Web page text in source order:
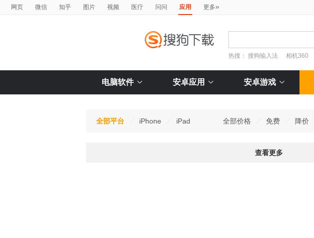
网页 微信 知乎 图片 视频 医疗 问问 应用 更多»
热搜： 搜狗输入法 相机360
电脑软件 安卓应用 安卓游戏
全部平台 iPhone iPad 全部价格 免费 降价
查看更多